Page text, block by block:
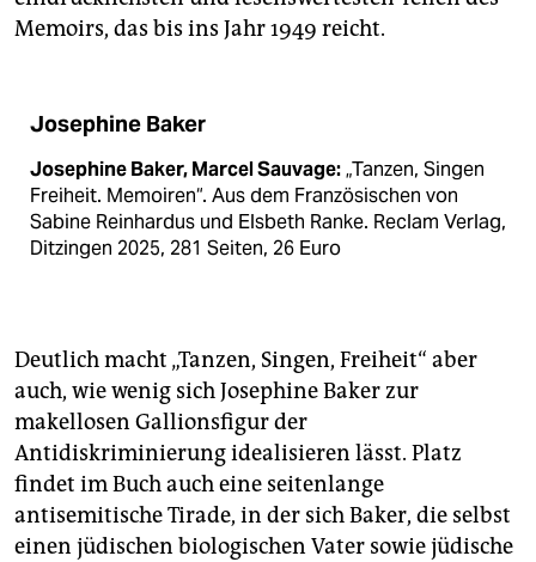
Memoirs, das bis ins Jahr 1949 reicht.
Josephine Baker
Josephine Baker, Marcel Sauvage:„Tanzen, Singen
Freiheit. Memoiren“. Aus dem Französischen von
Sabine Reinhardus und Elsbeth Ranke. Reclam Verlag,
Ditzingen 2025, 281 Seiten, 26 Euro
Deutlich macht „Tanzen, Singen, Freiheit“ aber
auch, wie wenig sich Josephine Baker zur
makellosen Gallionsfigur der
Antidiskriminierung idealisieren lässt. Platz
findet im Buch auch eine seitenlange
antisemitische Tirade, in der sich ­Baker, die selbst
einen jüdischen biologischen Vater sowie jüdische